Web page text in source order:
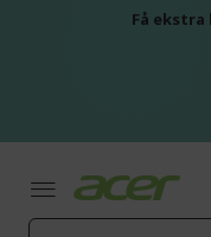
Få ekstra